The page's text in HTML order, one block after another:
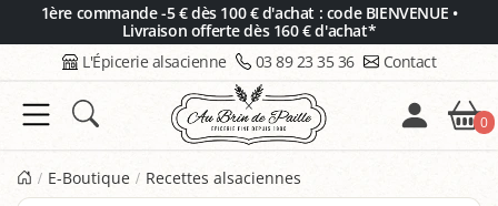
1ère commande -5 € dès 100 € d'achat : code BIENVENUE •
Livraison offerte dès 160 € d'achat*
L'Épicerie alsacienne 03 89 23 35 36 Contact
0
E-Boutique Recettes alsaciennes
Panneau de gestion des cookies